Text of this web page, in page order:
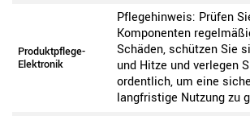
Produktpflege-
Elektronik
Pflegehinweis: Prüfen
Komponenten
Schäden, schützen Sie
und Hitze und verlegen
ordentlich, um eine
langfristige Nutzung zu